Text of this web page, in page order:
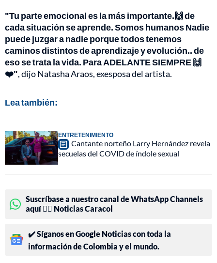
"Tu parte emocional es la más importante.🙌 de
cada situación se aprende. Somos humanos Nadie
puede juzgar a nadie porque todos tenemos
caminos distintos de aprendizaje y evolución.. de
eso se trata la vida. Para ADELANTE SIEMPRE 🙌
❤️", dijo Natasha Araos, exesposa del artista.
Lea también:
ENTRETENIMIENTO
Cantante norteño Larry Hernández revela
secuelas del COVID de índole sexual
Suscríbase a nuestro canal de WhatsApp Channels
aquí 👉🏻 Noticias Caracol
✔️ Síganos en Google Noticias con toda la
información de Colombia y el mundo.